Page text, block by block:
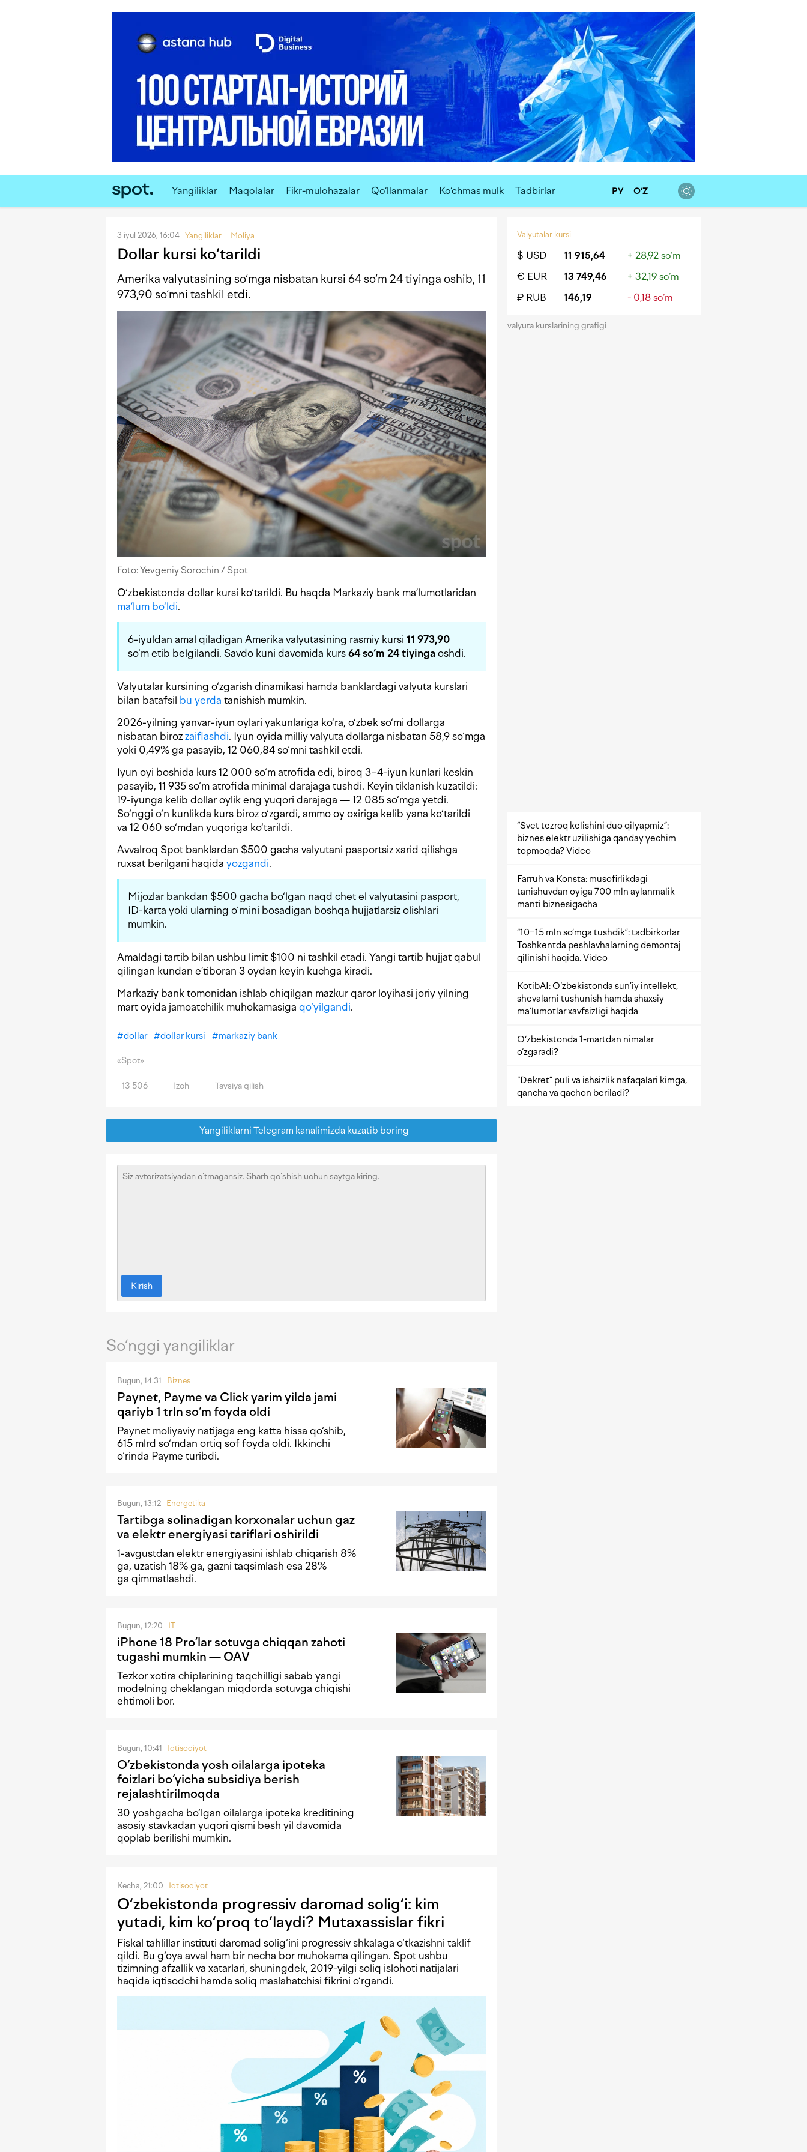
Yangiliklar Maqolalar Fikr-mulohazalar Qo‘llanmalar Ko‘chmas mulk Tadbirlar РУ O‘Z
3 iyul 2026, 16:04 Yangiliklar Moliya
Dollar kursi ko‘tarildi
Amerika valyutasining so‘mga nisbatan kursi 64 so‘m 24 tiyinga oshib, 11
973,90 so‘mni tashkil etdi.
Foto: Yevgeniy Sorochin / Spot
O‘zbekistonda dollar kursi ko‘tarildi. Bu haqda Markaziy bank ma’lumotlaridan
ma’lum bo‘ldi.
6-iyuldan amal qiladigan Amerika valyutasining rasmiy kursi 11 973,90
so‘m etib belgilandi. Savdo kuni davomida kurs 64 so‘m 24 tiyinga oshdi.
Valyutalar kursining o‘zgarish dinamikasi hamda banklardagi valyuta kurslari
bilan batafsil bu yerda tanishish mumkin.
2026-yilning yanvar-iyun oylari yakunlariga ko‘ra, o‘zbek so‘mi dollarga
nisbatan biroz zaiflashdi. Iyun oyida milliy valyuta dollarga nisbatan 58,9 so‘mga
yoki 0,49% ga pasayib, 12 060,84 so‘mni tashkil etdi.
Iyun oyi boshida kurs 12 000 so‘m atrofida edi, biroq 3−4-iyun kunlari keskin
pasayib, 11 935 so‘m atrofida minimal darajaga tushdi. Keyin tiklanish kuzatildi:
19-iyunga kelib dollar oylik eng yuqori darajaga — 12 085 so‘mga yetdi.
So‘nggi o‘n kunlikda kurs biroz o‘zgardi, ammo oy oxiriga kelib yana ko‘tarildi
va 12 060 so‘mdan yuqoriga ko‘tarildi.
Avvalroq Spot banklardan $500 gacha valyutani pasportsiz xarid qilishga
ruxsat berilgani haqida yozgandi.
Mijozlar bankdan $500 gacha bo‘lgan naqd chet el valyutasini pasport,
ID-karta yoki ularning o‘rnini bosadigan boshqa hujjatlarsiz olishlari
mumkin.
Amaldagi tartib bilan ushbu limit $100 ni tashkil etadi. Yangi tartib hujjat qabul
qilingan kundan e’tiboran 3 oydan keyin kuchga kiradi.
Markaziy bank tomonidan ishlab chiqilgan mazkur qaror loyihasi joriy yilning
mart oyida jamoatchilik muhokamasiga qo‘yilgandi.
#dollar #dollar kursi #markaziy bank
«Spot»
13 506 Izoh Tavsiya qilish
Yangiliklarni Telegram kanalimizda kuzatib boring
Kirish
So‘nggi yangiliklar
Bugun, 14:31 Biznes
Paynet, Payme va Click yarim yilda jami
qariyb 1 trln so‘m foyda oldi
Paynet moliyaviy natijaga eng katta hissa qo‘shib,
615 mlrd so‘mdan ortiq sof foyda oldi. Ikkinchi
o‘rinda Payme turibdi.
Bugun, 13:12 Energetika
Tartibga solinadigan korxonalar uchun gaz
va elektr energiyasi tariflari oshirildi
1-avgustdan elektr energiyasini ishlab chiqarish 8%
ga, uzatish 18% ga, gazni taqsimlash esa 28%
ga qimmatlashdi.
Bugun, 12:20 IT
iPhone 18 Pro’lar sotuvga chiqqan zahoti
tugashi mumkin — OAV
Tezkor xotira chiplarining taqchilligi sabab yangi
modelning cheklangan miqdorda sotuvga chiqishi
ehtimoli bor.
Bugun, 10:41 Iqtisodiyot
O‘zbekistonda yosh oilalarga ipoteka
foizlari bo‘yicha subsidiya berish
rejalashtirilmoqda
30 yoshgacha bo‘lgan oilalarga ipoteka kreditining
asosiy stavkadan yuqori qismi besh yil davomida
qoplab berilishi mumkin.
Kecha, 21:00 Iqtisodiyot
O‘zbekistonda progressiv daromad solig‘i: kim
yutadi, kim ko‘proq to‘laydi? Mutaxassislar fikri
Fiskal tahlillar instituti daromad solig‘ini progressiv shkalaga o‘tkazishni taklif
qildi. Bu g‘oya avval ham bir necha bor muhokama qilingan. Spot ushbu
tizimning afzallik va xatarlari, shuningdek, 2019-yilgi soliq islohoti natijalari
haqida iqtisodchi hamda soliq maslahatchisi fikrini o‘rgandi.
Valyutalar kursi
$ USD 11 915,64
+ 28,92 so‘m
€ EUR
13 749,46
+ 32,19 so‘m
₽ RUB
146,19 - 0,18 so‘m
valyuta kurslarining grafigi
“Svet tezroq kelishini duo qilyapmiz”:
biznes elektr uzilishiga qanday yechim
topmoqda? Video
Farruh va Konsta: musofirlikdagi
tanishuvdan oyiga 700 mln aylanmalik
manti biznesigacha
“10−15 mln so‘mga tushdik”: tadbirkorlar
Toshkentda peshlavhalarning demontaj
qilinishi haqida. Video
KotibAI: O‘zbekistonda sun’iy intellekt,
shevalarni tushunish hamda shaxsiy
ma’lumotlar xavfsizligi haqida
O‘zbekistonda 1-martdan nimalar
o‘zgaradi?
“Dekret” puli va ishsizlik nafaqalari kimga,
qancha va qachon beriladi?